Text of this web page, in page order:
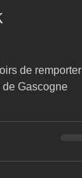
de remporter
de Gascogne